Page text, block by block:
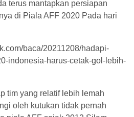
terus mantapkan persiapan
di Piala AFF 2020 Pada hari
baca/20211208/hadapi-
indonesia-harus-cetak-gol-lebih-
tim yang relatif lebih lemah
oleh kutukan tidak pernah